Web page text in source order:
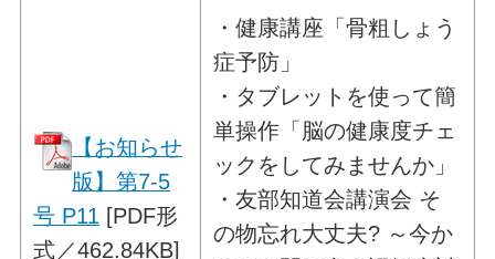
【お知らせ
版】第7-5
号 P11 [PDF形
式／462.84KB]
・健康講座「骨粗しょう
症予防」
・タブレットを使って簡
単操作「脳の健康度チェ
ックをしてみませんか」
・友部知道会講演会 そ
の物忘れ大丈夫? ～今か